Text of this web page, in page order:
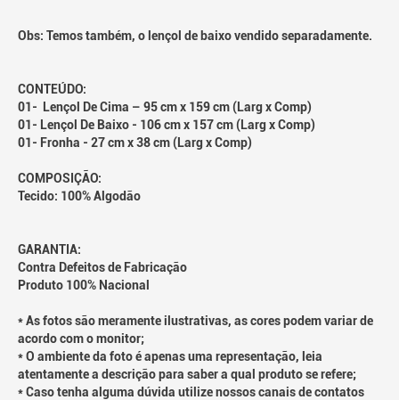
Obs: Temos também, o lençol de baixo vendido separadamente.
CONTEÚDO:
01- Lençol De Cima – 95 cm x 159 cm (Larg x Comp)
01- Lençol De Baixo - 106 cm x 157 cm (Larg x Comp)
01- Fronha - 27 cm x 38 cm (Larg x Comp)
COMPOSIÇÃO:
Tecido: 100% Algodão
GARANTIA:
Contra Defeitos de Fabricação
Produto 100% Nacional
* As fotos são meramente ilustrativas, as cores podem variar de
acordo com o monitor;
* O ambiente da foto é apenas uma representação, leia
atentamente a descrição para saber a qual produto se refere;
* Caso tenha alguma dúvida utilize nossos canais de contatos